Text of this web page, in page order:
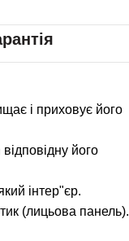
і приховує його
його
інтер"єр.
(лицьова панель).